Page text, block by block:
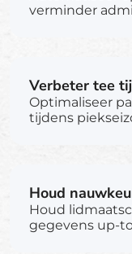
verminder
Verbeter tee
Optimaliseer
tijdens
Houd
Houd
gegevens up-